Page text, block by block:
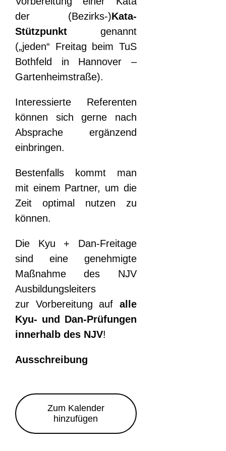
der (Bezirks-)Kata-
Stützpunkt genannt
(„jeden“ Freitag beim TuS
Bothfeld in Hannover –
Gartenheimstraße).
Interessierte Referenten
können sich gerne nach
Absprache ergänzend
einbringen.
Bestenfalls kommt man
mit einem Partner, um die
Zeit optimal nutzen zu
können.
Die Kyu + Dan-Freitage
sind eine genehmigte
Maßnahme des NJV
Ausbildungsleiters
zur Vorbereitung auf alle
Kyu- und Dan-Prüfungen
innerhalb des NJV!
Ausschreibung
Zum Kalender
hinzufügen